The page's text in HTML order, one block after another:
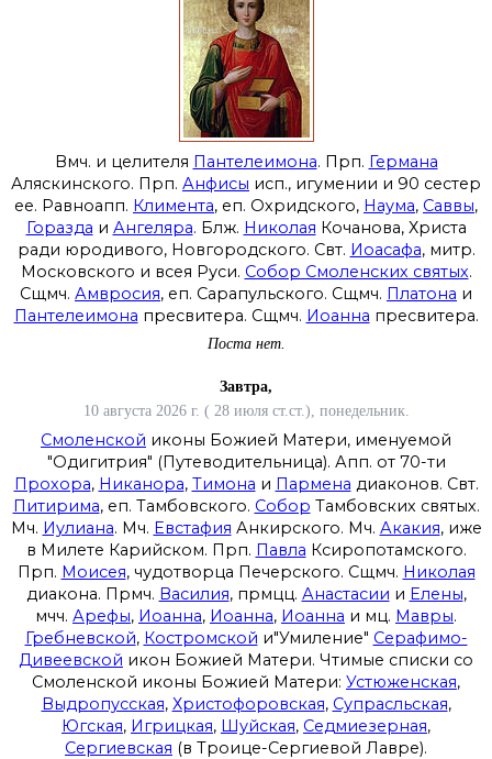
Вмч. и целителя Пантелеимона. Прп. Германа
Аляскинского. Прп. Анфисы исп., игумении и 90 сестер
ее. Равноапп. Климента, еп. Охридского, Наума, Саввы,
Горазда и Ангеляра. Блж. Николая Кочанова, Христа
ради юродивого, Новгородского. Свт. Иоасафа, митр.
Московского и всея Руси. Собор Смоленских святых.
Сщмч. Амвросия, еп. Сарапульского. Сщмч. Платона и
Пантелеимона пресвитера. Сщмч. Иоанна пресвитера.
Поста нет.
Завтра,
10 августа 2026 г. ( 28 июля ст.ст.), понедельник.
Смоленской иконы Божией Матери, именуемой
"Одигитрия" (Путеводительница). Апп. от 70-ти
Прохора, Никанора, Тимона и Пармена диаконов. Свт.
Питирима, еп. Тамбовского. Собор Тамбовских святых.
Мч. Иулиана. Мч. Евстафия Анкирского. Мч. Акакия, иже
в Милете Карийском. Прп. Павла Ксиропотамского.
Прп. Моисея, чудотворца Печерского. Сщмч. Николая
диакона. Прмч. Василия, прмцц. Анастасии и Елены,
мчч. Арефы, Иоанна, Иоанна, Иоанна и мц. Мавры.
Гребневской, Костромской и"Умиление" Серафимо-
Дивеевской икон Божией Матери. Чтимые списки со
Смоленской иконы Божией Матери: Устюженская,
Выдропусская, Христофоровская, Супрасльская,
Югская, Игрицкая, Шуйская, Седмиезерная,
Сергиевская (в Троице-Сергиевой Лавре).